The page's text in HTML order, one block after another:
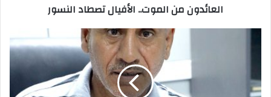
العائدون من الموت.. الأفيال تصطاد النسور